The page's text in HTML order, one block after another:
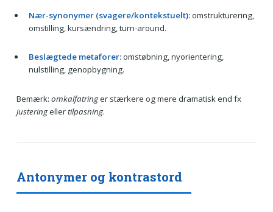
Nær-synonymer (svagere/kontekstuelt):omstrukturering,
omstilling, kursændring, turn-around.
Beslægtede metaforer:omstøbning, nyorientering,
nulstilling, genopbygning.
Bemærk: omkalfatringer stærkere og mere dramatisk end fx
justeringellertilpasning.
Antonymer og kontrastord